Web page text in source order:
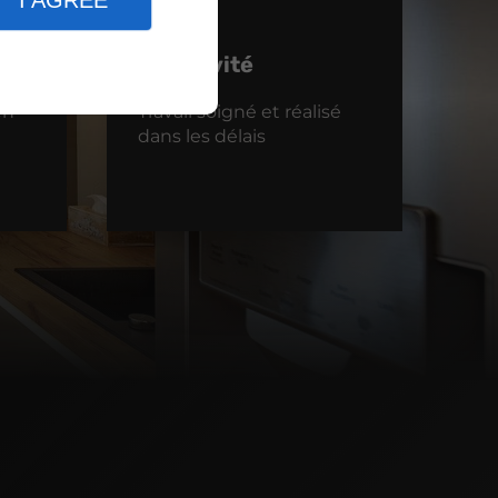
Réactivité
Travail soigné et réalisé
dans les délais